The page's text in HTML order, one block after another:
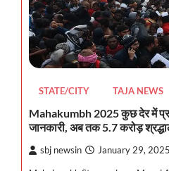
STATE/CITY TAJA NEWS
Mahakumbh 2025 कुछ देर में
जानकारी, अब तक 5.7 करोड़
sbj newsin January 29, 2025